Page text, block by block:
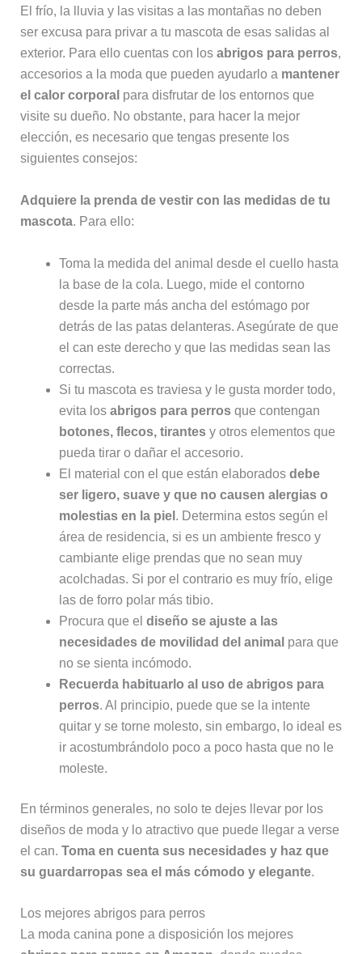
El frío, la lluvia y las visitas a las montañas no deben
ser excusa para privar a tu mascota de esas salidas al
exterior. Para ello cuentas con los abrigos para perros,
accesorios a la moda que pueden ayudarlo a mantener
el calor corporal para disfrutar de los entornos que
visite su dueño. No obstante, para hacer la mejor
elección, es necesario que tengas presente los
siguientes consejos:
Adquiere la prenda de vestir con las medidas de tu
mascota. Para ello:
Toma la medida del animal desde el cuello hasta
la base de la cola. Luego, mide el contorno
desde la parte más ancha del estómago por
detrás de las patas delanteras. Asegúrate de que
el can este derecho y que las medidas sean las
correctas.
Si tu mascota es traviesa y le gusta morder todo,
evita los abrigos para perrosque contengan
botones, flecos, tirantesy otros elementos que
pueda tirar o dañar el accesorio.
El material con el que están elaborados debe
ser ligero, suave y que no causen alergias o
molestias en la piel . Determina estos según el
área de residencia, si es un ambiente fresco y
cambiante elige prendas que no sean muy
acolchadas. Si por el contrario es muy frío, elige
las de forro polar más tibio.
Procura que el diseño se ajuste a las
necesidades de movilidad del animal para que
no se sienta incómodo.
Recuerda habituarlo al uso de abrigos para
perros. Al principio, puede que se la intente
quitar y se torne molesto, sin embargo, lo ideal es
ir acostumbrándolo poco a poco hasta que no le
moleste.
En términos generales, no solo te dejes llevar por los
diseños de moda y lo atractivo que puede llegar a verse
el can. Toma en cuenta sus necesidades y haz que
su guardarropas sea el más cómodo y elegante.
Los mejores abrigos para perros
La moda canina pone a disposición los mejores